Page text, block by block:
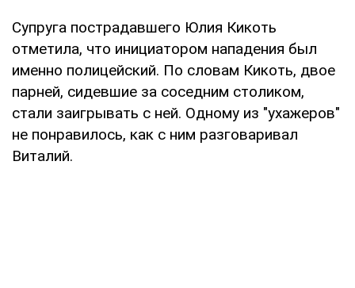
Супруга пострадавшего Юлия Кикоть
отметила, что инициатором нападения был
именно полицейский. По словам Кикоть, двое
парней, сидевшие за соседним столиком,
стали заигрывать с ней. Одному из "ухажеров"
не понравилось, как с ним разговаривал
Виталий.